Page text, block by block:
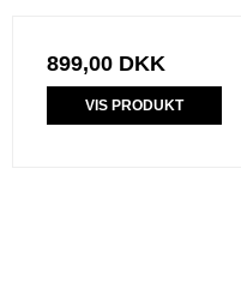
899,00 DKK
VIS PRODUKT